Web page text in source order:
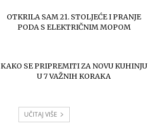
OTKRILA SAM 21. STOLJEĆE I PRANJE
PODA S ELEKTRIČNIM MOPOM
KAKO SE PRIPREMITI ZA NOVU KUHINJU
U 7 VAŽNIH KORAKA
UČITAJ VIŠE